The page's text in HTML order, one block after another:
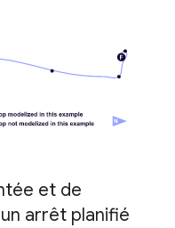
et de
arrêt planifié